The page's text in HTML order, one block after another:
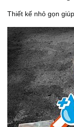
Thiết kế nhỏ gọn